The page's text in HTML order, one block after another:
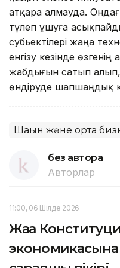
атқара алмауда.
түлеп ұшуға
субьектілері жаңа
енгізу кезінде
жабдығын сатып алып,
өндіруде шапшаңдық
Шағын және орта
без автора
Авторлар
11:00, 06 Шілде 2026
Жаңа
экономикасына